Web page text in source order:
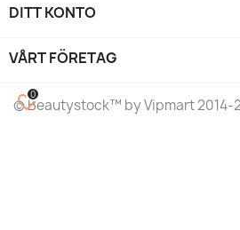
DITT KONTO
VÅRT FÖRETAG
©Beautystock™ by Vipmart 2014-
favorite_border
0